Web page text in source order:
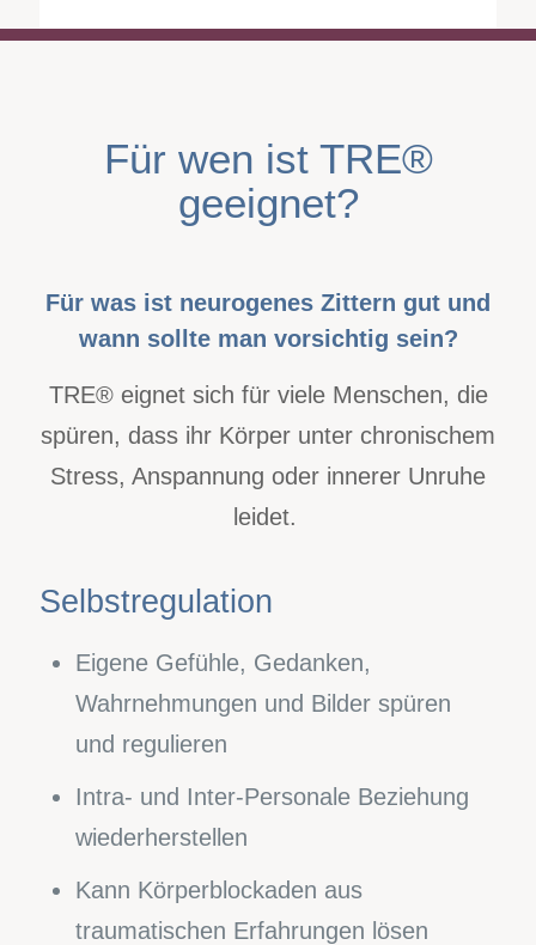
Für wen ist TRE®
geeignet?
Für was ist neurogenes Zittern gut und
wann sollte man vorsichtig sein?
TRE® eignet sich für viele Menschen, die
spüren, dass ihr Körper unter chronischem
Stress, Anspannung oder innerer Unruhe
leidet.
Selbstregulation
Eigene Gefühle, Gedanken,
Wahrnehmungen und Bilder spüren
und regulieren
Intra- und Inter-Personale Beziehung
wiederherstellen
Kann Körperblockaden aus
traumatischen Erfahrungen lösen